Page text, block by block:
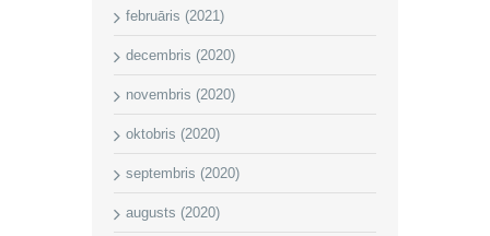
februāris (2021)
decembris (2020)
novembris (2020)
oktobris (2020)
septembris (2020)
augusts (2020)